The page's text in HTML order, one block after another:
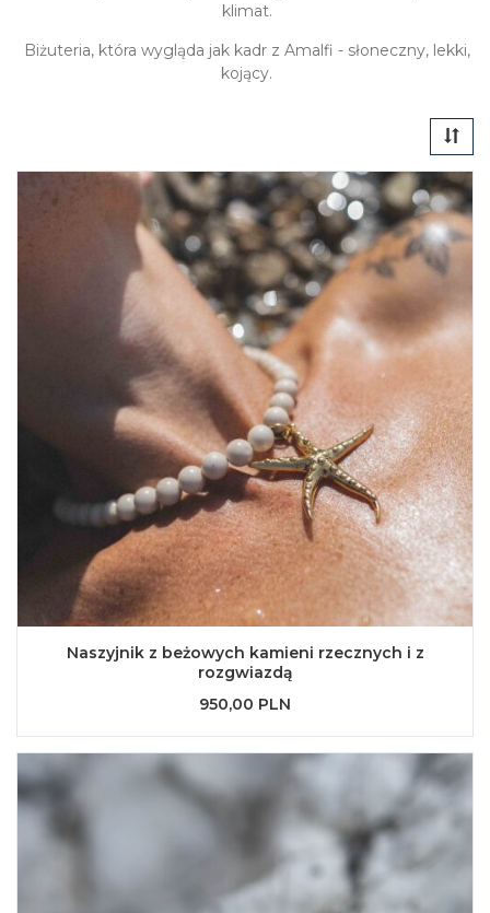
klimat.
Biżuteria, która wygląda jak kadr z Amalfi - słoneczny, lekki,
kojący.
Naszyjnik z beżowych kamieni rzecznych i z
rozgwiazdą
950,00 PLN